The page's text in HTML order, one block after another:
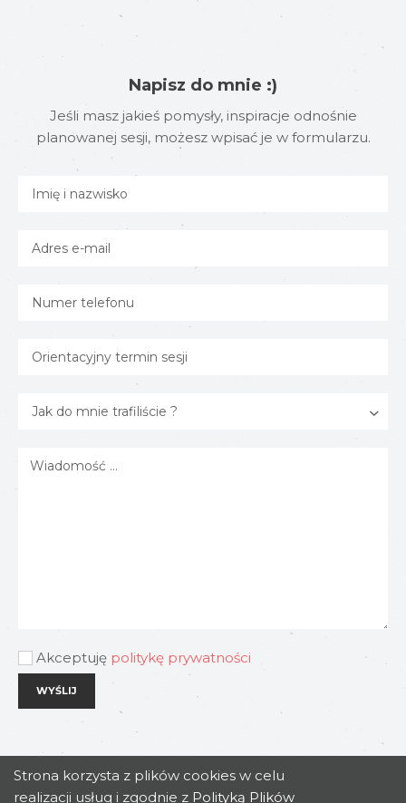
Strona korzysta z plików cookies w celu
realizacji usług i zgodnie z Polityką Plików
Napisz do mnie :)
Jeśli masz jakieś pomysły, inspiracje odnośnie
planowanej sesji, możesz wpisać je w formularzu.
Akceptuję politykę prywatności